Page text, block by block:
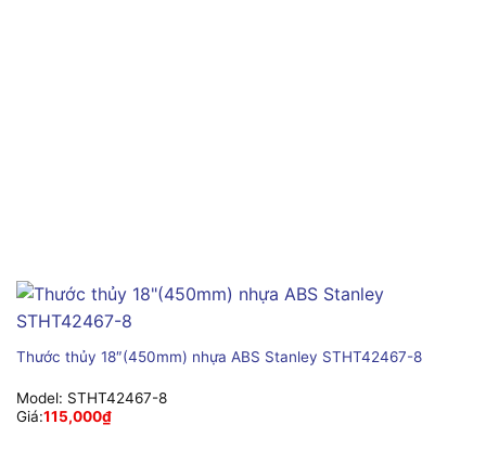
Thước thủy 18″(450mm) nhựa ABS Stanley STHT42467-8
Model: STHT42467-8
Giá:115,000₫